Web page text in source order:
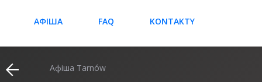
АФІША FAQ KONTAKTY
Афіша Tarnów